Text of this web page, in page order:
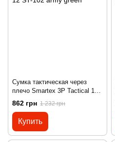
Сумка тактическая через
плечо Smartex 3P Tactical 12
ST-102 army green
862 грн 1 232 грн
Купить